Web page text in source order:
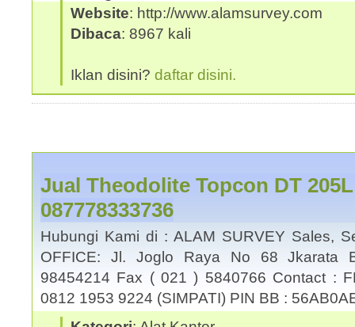
Website: http://www.alamsurvey.com
Dibaca: 8967 kali
Iklan disini? daftar disini.
Jual Theodolite Topcon DT
087778333736
Hubungi Kami di : ALAM SURVEY Sales,
OFFICE: Jl. Joglo Raya No 68 Jkarata
98454214 Fax ( 021 ) 5840766 Contact :
0812 1953 9224 (SIMPATI) PIN BB :